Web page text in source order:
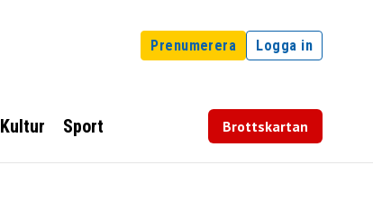
Prenumerera Logga in
Kultur Sport Brottskartan